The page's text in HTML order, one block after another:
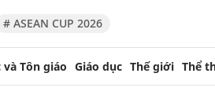
# ASEAN CUP 2026
và Tôn giáo Giáo dục Thế giới Thể